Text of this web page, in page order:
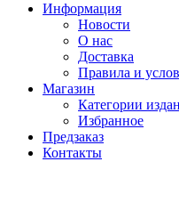
Информация
Новости
О нас
Доставка
Правила и
Магазин
Категории
Избранное
Предзаказ
Контакты